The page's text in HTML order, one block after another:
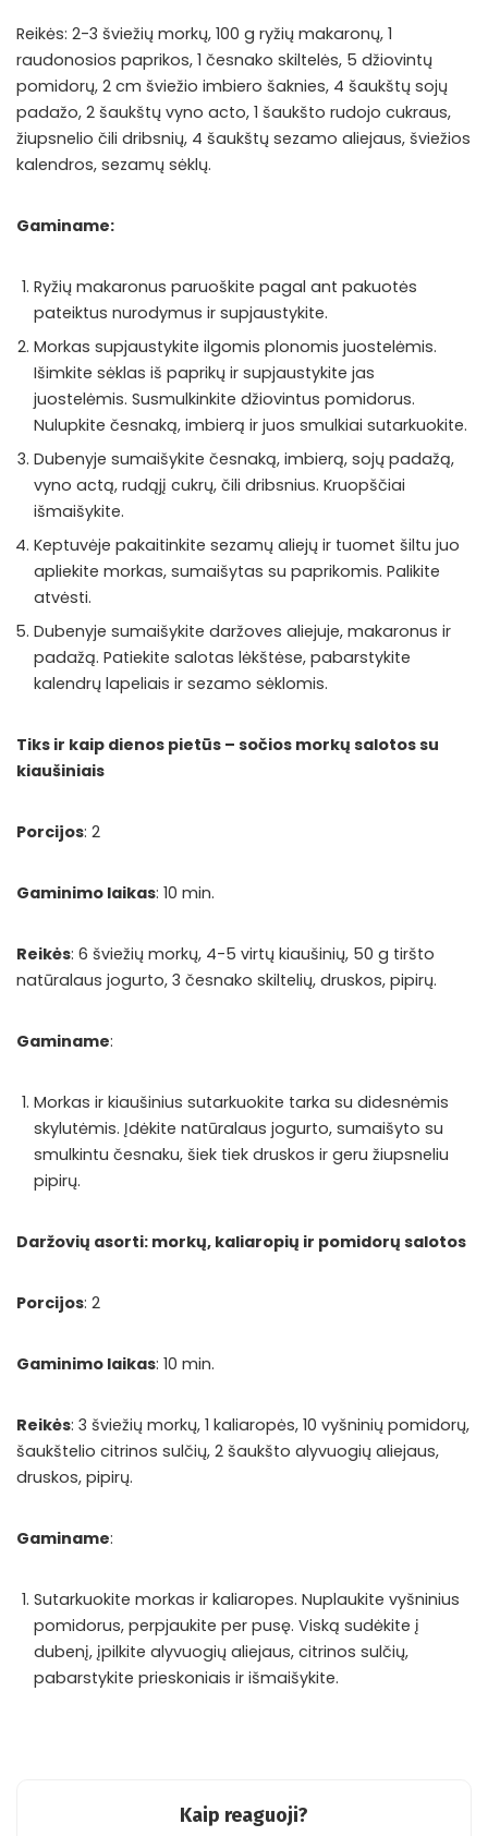
Reikės: 2-3 šviežių morkų, 100 g ryžių makaronų, 1
raudonosios paprikos, 1 česnako skiltelės, 5 džiovintų
pomidorų, 2 cm šviežio imbiero šaknies, 4 šaukštų sojų
padažo, 2 šaukštų vyno acto, 1 šaukšto rudojo cukraus,
žiupsnelio čili dribsnių, 4 šaukštų sezamo aliejaus, šviežios
kalendros, sezamų sėklų.
Gaminame:
Ryžių makaronus paruoškite pagal ant pakuotės
pateiktus nurodymus ir supjaustykite.
Morkas supjaustykite ilgomis plonomis juostelėmis.
Išimkite sėklas iš paprikų ir supjaustykite jas
juostelėmis. Susmulkinkite džiovintus pomidorus.
Nulupkite česnaką, imbierą ir juos smulkiai sutarkuokite.
Dubenyje sumaišykite česnaką, imbierą, sojų padažą,
vyno actą, rudąjį cukrų, čili dribsnius. Kruopščiai
išmaišykite.
Keptuvėje pakaitinkite sezamų aliejų ir tuomet šiltu juo
apliekite morkas, sumaišytas su paprikomis. Palikite
atvėsti.
Dubenyje sumaišykite daržoves aliejuje, makaronus ir
padažą. Patiekite salotas lėkštėse, pabarstykite
kalendrų lapeliais ir sezamo sėklomis.
Tiks ir kaip dienos pietūs – sočios morkų salotos su
kiaušiniais
Porcijos: 2
Gaminimo laikas: 10 min.
Reikės: 6 šviežių morkų, 4-5 virtų kiaušinių, 50 g tiršto
natūralaus jogurto, 3 česnako skiltelių, druskos, pipirų.
Gaminame:
Morkas ir kiaušinius sutarkuokite tarka su didesnėmis
skylutėmis. Įdėkite natūralaus jogurto, sumaišyto su
smulkintu česnaku, šiek tiek druskos ir geru žiupsneliu
pipirų.
Daržovių asorti: morkų, kaliaropių ir pomidorų salotos
Porcijos: 2
Gaminimo laikas: 10 min.
Reikės: 3 šviežių morkų, 1 kaliaropės, 10 vyšninių pomidorų,
šaukštelio citrinos sulčių, 2 šaukšto alyvuogių aliejaus,
druskos, pipirų.
Gaminame:
Sutarkuokite morkas ir kaliaropes. Nuplaukite vyšninius
pomidorus, perpjaukite per pusę. Viską sudėkite į
dubenį, įpilkite alyvuogių aliejaus, citrinos sulčių,
pabarstykite prieskoniais ir išmaišykite.
Kaip reaguoji?